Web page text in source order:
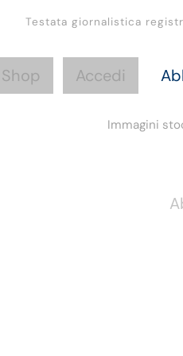
Testata giornalistica
Shop Accedi
Immagini